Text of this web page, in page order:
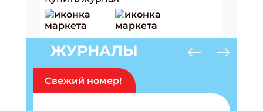
ЖУРНАЛЫ
Свежий номер!